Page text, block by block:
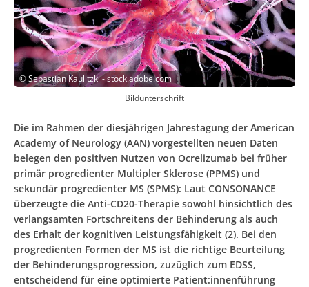
©Sebastian Kaulitzki - stock.adobe.com
Bildunterschrift
Die im Rahmen der diesjährigen Jahrestagung der American
Academy of Neurology (AAN) vorgestellten neuen Daten
belegen den positiven Nutzen von Ocrelizumab bei früher
primär progredienter Multipler Sklerose (PPMS) und
sekundär progredienter MS (SPMS): Laut CONSONANCE
überzeugte die Anti-CD20-Therapie sowohl hinsichtlich des
verlangsamten Fortschreitens der Behinderung als auch
des Erhalt der kognitiven Leistungsfähigkeit (2). Bei den
progredienten Formen der MS ist die richtige Beurteilung
der Behinderungsprogression, zuzüglich zum EDSS,
entscheidend für eine optimierte Patient:innenführung